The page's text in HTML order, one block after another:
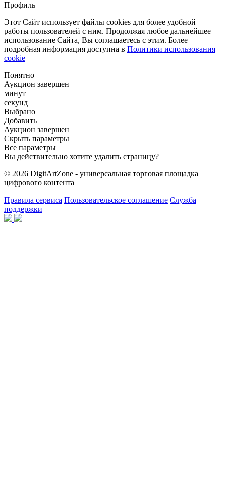
Профиль
Этот Сайт использует файлы cookies для более удобной
работы пользователей с ним. Продолжая любое дальнейшее
использование Сайта, Вы соглашаетесь с этим. Более
подробная информация доступна в Политики использования
cookie
Понятно
Аукцион завершен
минут
секунд
Выбрано
Добавить
Аукцион завершен
Скрыть параметры
Все параметры
Вы действительно хотите удалить страницу?
© 2026 DigitArtZone - универсальная торговая площадка
цифрового контента
Правила сервиса Пользовательское соглашение Служба
поддержки